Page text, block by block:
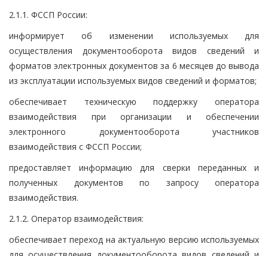
2.1.1. ФССП России:
информирует об изменении используемых для
осуществления документооборота видов сведений и
форматов электронных документов за 6 месяцев до вывода
из эксплуатации используемых видов сведений и форматов;
обеспечивает техническую поддержку оператора
взаимодействия при организации и обеспечении
электронного документооборота участников
взаимодействия с ФССП России;
предоставляет информацию для сверки переданных и
полученных документов по запросу оператора
взаимодействия.
2.1.2. Оператор взаимодействия:
обеспечивает переход на актуальную версию используемых